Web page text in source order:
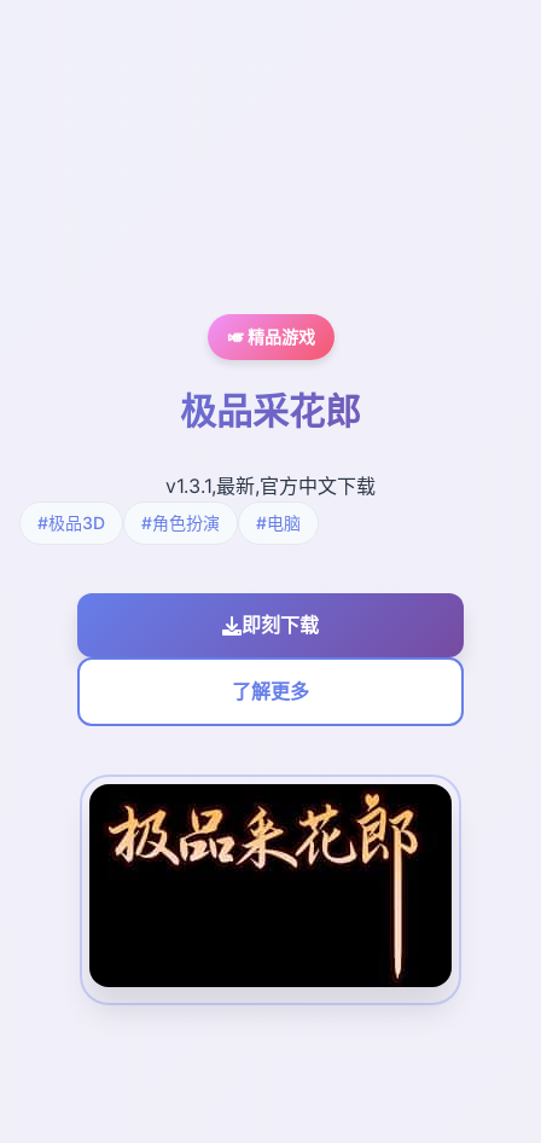
🎺 精品游戏
极品采花郎
v1.3.1,最新,官方中文下载
#极品3D #角色扮演 #电脑
即刻下载
了解更多